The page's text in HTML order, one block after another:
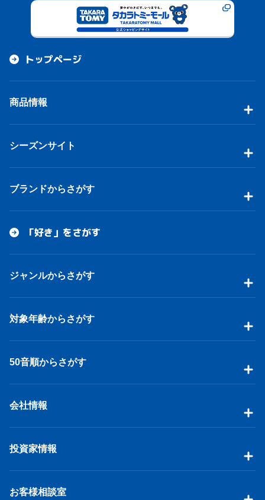
トップページ
商品情報
シーズンサイト
ブランドからさがす
「好き」をさがす
ジャンルからさがす
対象年齢からさがす
50音順からさがす
会社情報
投資家情報
お客様相談室